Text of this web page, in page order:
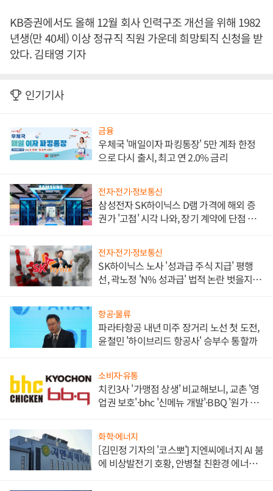
KB증권에서도 올해 12월 회사 인력구조 개선을 위해 1982
년생(만 40세) 이상 정규직 직원 가운데 희망퇴직 신청을 받
았다. 김태영 기자
인기기사
금융
우체국 '매일이자 파킹통장' 5만 계좌 한정
으로 다시 출시, 최고 연 2.0% 금리
전자·전기·정보통신
삼성전자 SK하이닉스 D램 가격에 해외 증
권가 '고점' 시각 나와, 장기 계약에 단점 부
전자·전기·정보통신
SK하이닉스 노사 '성과급 주식 지급' 평행
선, 곽노정 'N% 성과급' 법적 논란 벗을지 주
항공·물류
파라타항공 내년 미주 장거리 노선 첫 도전,
윤철민 '하이브리드 항공사' 승부수 통할까
소비자·유통
치킨3사 '가맹점 상생' 비교해보니, 교촌 '영
업권 보호'·bhc '신메뉴 개발'·BBQ '원가 부
화학·에너지
[김민정 기자의 '코스뽀'] 지엔씨에너지 AI 붐
에 비상발전기 호황, 안병철 친환경 에너지